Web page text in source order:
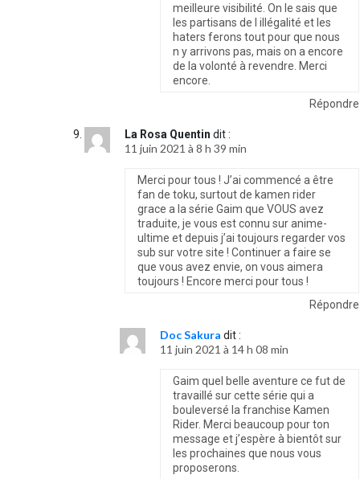
meilleure visibilité. On le sais que
les partisans de l illégalité et les
haters ferons tout pour que nous
n y arrivons pas, mais on a encore
de la volonté à revendre. Merci
encore.
Répondre
La Rosa Quentin dit :
11 juin 2021 à 8 h 39 min
Merci pour tous ! J’ai commencé a être
fan de toku, surtout de kamen rider
grace a la série Gaim que VOUS avez
traduite, je vous est connu sur anime-
ultime et depuis j’ai toujours regarder vos
sub sur votre site ! Continuer a faire se
que vous avez envie, on vous aimera
toujours ! Encore merci pour tous !
Répondre
Doc Sakura dit :
11 juin 2021 à 14 h 08 min
Gaim quel belle aventure ce fut de
travaillé sur cette série qui a
bouleversé la franchise Kamen
Rider. Merci beaucoup pour ton
message et j’espère à bientôt sur
les prochaines que nous vous
proposerons.